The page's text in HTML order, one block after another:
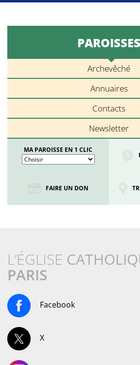
PAROISSES
Archevêché
Annuaires
Contacts
Newsletter
MA PAROISSE EN 1 CLIC
FAIRE UN DON
L’ÉGLISE
PARIS
Facebook
X